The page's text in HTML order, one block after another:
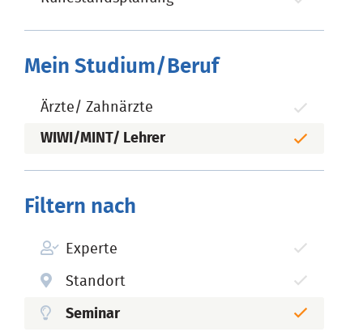
Mein Studium/Beruf
Ärzte/ Zahnärzte
WIWI/MINT/ Lehrer
Filtern nach
Experte
Standort
Seminar